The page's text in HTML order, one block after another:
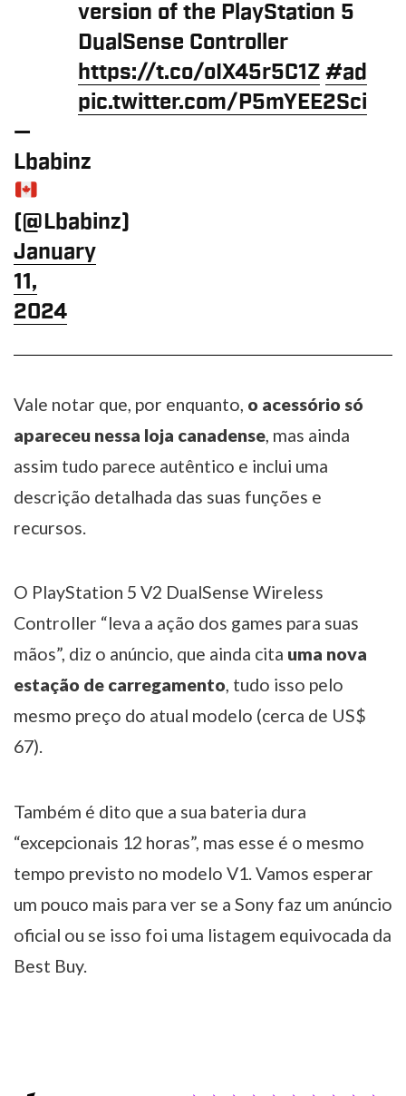
version of the PlayStation 5
DualSense Controller
https://t.co/oIX45r5C1Z #ad
pic.twitter.com/P5mYEE2Sci
—
Lbabinz
(@Lbabinz)
January
11,
2024
Vale notar que, por enquanto, o acessório só
apareceu nessa loja canadense, mas ainda
assim tudo parece autêntico e inclui uma
descrição detalhada das suas funções e
recursos.
O PlayStation 5 V2 DualSense Wireless
Controller “leva a ação dos games para suas
mãos”, diz o anúncio, que ainda cita uma nova
estação de carregamento, tudo isso pelo
mesmo preço do atual modelo (cerca de US$
67).
Também é dito que a sua bateria dura
“excepcionais 12 horas”, mas esse é o mesmo
tempo previsto no modelo V1. Vamos esperar
um pouco mais para ver se a Sony faz um anúncio
oficial ou se isso foi uma listagem equivocada da
Best Buy.